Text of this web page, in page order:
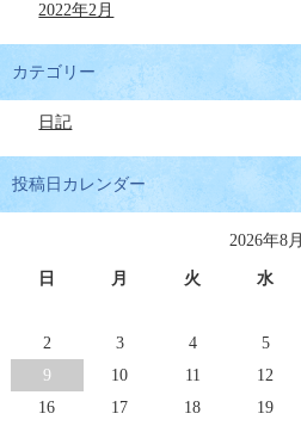
2022年2月
カテゴリー
日記
投稿日カレンダー
2026年8月
日 月 火 水
2
3 4 5
9
10 11 12
16
17 18 19